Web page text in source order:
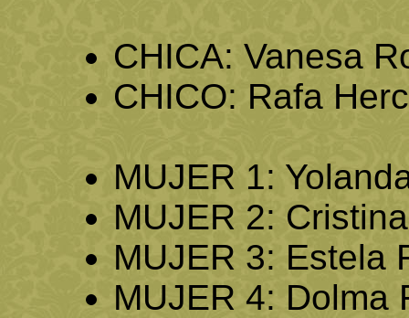
CHICA: Vanesa
CHICO: Rafa
MUJER 1:
MUJER 2:
MUJER 3: Estela
MUJER 4: Dolma